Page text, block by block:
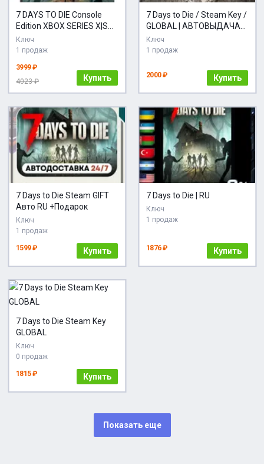
7 DAYS TO DIE Console
Edition XBOX SERIES X|S
KEY
Ключ
1 продаж
3999 ₽
4023 ₽
Купить
7 Days to Die / Steam Key /
GLOBAL | АВТОВЫДАЧА
24/7
Ключ
1 продаж
2000 ₽ Купить
7 Days to Die Steam GIFT
Авто RU +Подарок
Ключ
1 продаж
1599 ₽ Купить
7 Days to Die | RU
Ключ
1 продаж
1876 ₽ Купить
7 Days to Die Steam Key
GLOBAL
Ключ
0 продаж
1815 ₽ Купить
Показать еще